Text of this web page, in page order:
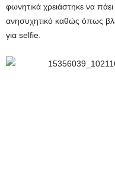
φωνητικά χρειάστηκε να
ανησυχητικό καθώς όπως
για selfie.